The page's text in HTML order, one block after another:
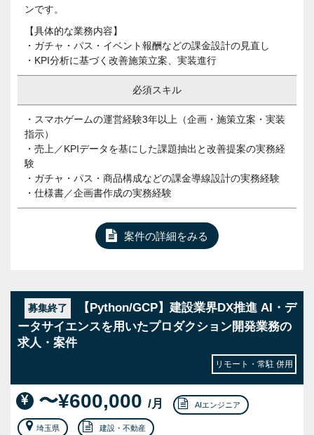
ンです。
【具体的な業務内容】
・ガチャ・パス・イベント報酬などの課金設計の見直し
・KPI分析に基づく改善施策立案、実装進行
必須スキル
・スマホゲームの運営経験3年以上（企画・施策立案・実装
指示）
・売上／KPIデータを基にした課題抽出と改善提案の実務経
験
・ガチャ・パス・商品構成などの課金導線設計の実務経験
・仕様書／企画書作成の実務経験
案件の詳細をみる
募集終了
【Python/GCP】建設業界DX推進 AI・デ
ータサイエンスを用いたプロダクション開発業務の
求人・案件
リモート・常駐 併用
〜¥600,000 /月 AIエンジニア
埼玉県 建設・不動産